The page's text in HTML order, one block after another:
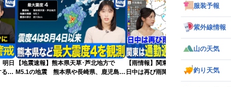
明日
見
【地震速報】熊本県天草･芦北地方で
M5.1の地震 熊本県や長崎県、鹿児島県
【雨情報】関東は通勤通学時も弱い雨
日中は再び雨降りやすい
服装予報
紫外線情報
山の天気
釣り天気